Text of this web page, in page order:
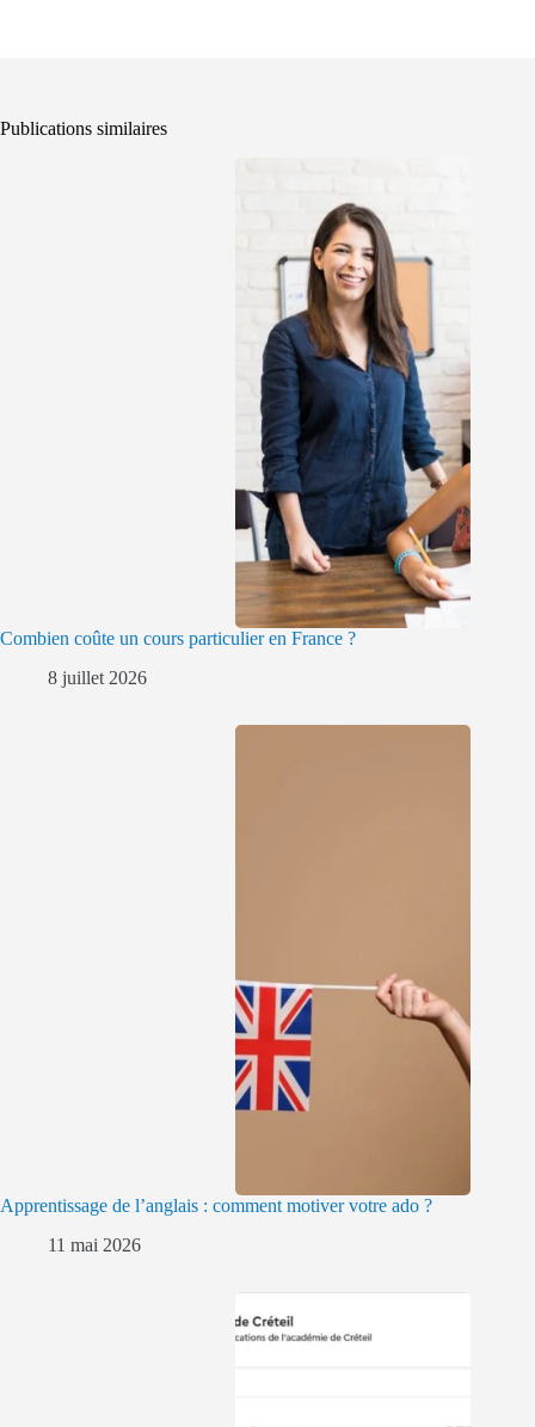
Publications similaires
Combien coûte un cours particulier en France ?
8 juillet 2026
Apprentissage de l’anglais : comment motiver votre ado ?
11 mai 2026